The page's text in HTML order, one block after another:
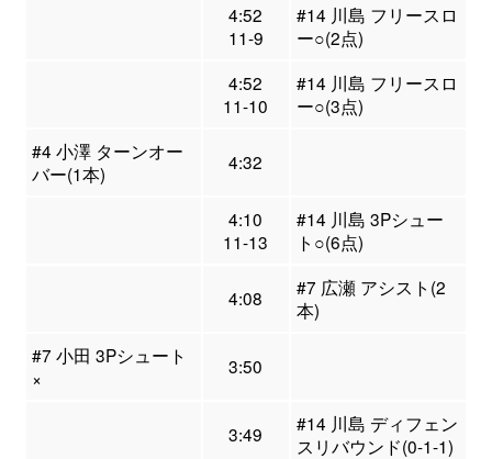
4:52
11-9
#14 川島 フリースロ
ー○(2点)
4:52
11-10
#14 川島 フリースロ
ー○(3点)
#4 小澤 ターンオー
バー(1本)
4:32
4:10
11-13
#14 川島 3Pシュー
ト○(6点)
4:08
#7 広瀬 アシスト(2
本)
#7 小田 3Pシュート
×
3:50
3:49
#14 川島 ディフェン
スリバウンド(0-1-1)